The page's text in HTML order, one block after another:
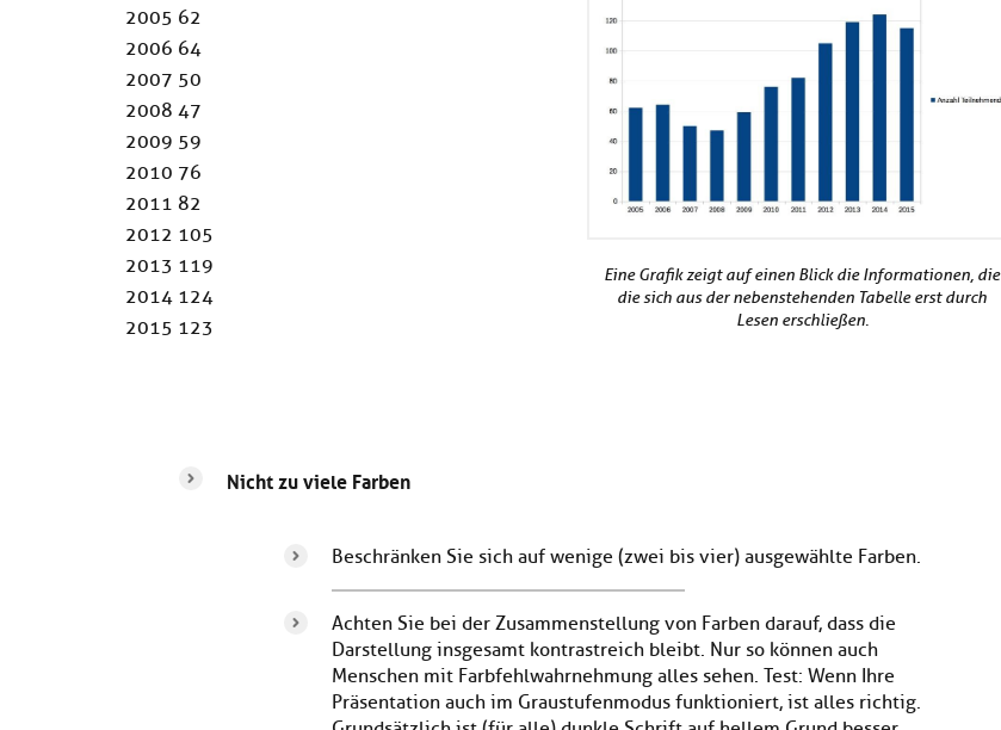
2005 62
2006 64
2007 50
2008 47
2009 59
2010 76
2011 82
2012 105
2013 119
2014 124
2015 123
Eine Grafik zeigt auf einen Blick die Informationen, die
die sich aus der nebenstehenden Tabelle erst durch
Lesen erschließen.
Nicht zu viele Farben
Beschränken Sie sich auf wenige (zwei bis vier) ausgewählte Farben.
Achten Sie bei der Zusammenstellung von Farben darauf, dass die
Darstellung insgesamt kontrastreich bleibt. Nur so können auch
Menschen mit Farbfehlwahrnehmung alles sehen. Test: Wenn Ihre
Präsentation auch im Graustufenmodus funktioniert, ist alles richtig.